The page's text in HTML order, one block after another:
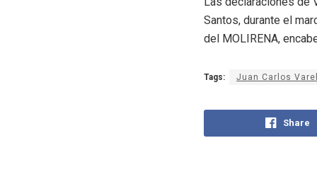
Santos, durante el
del MOLIRENA,
Tags: Juan Carlos
Share